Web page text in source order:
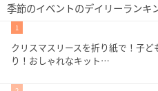
季節のイベントのデイリーランキ
1
クリスマスリースを折り紙で！子
り！おしゃれなキット…